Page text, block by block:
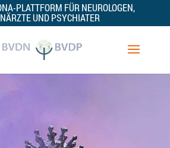
PLATTFORM FÜR NEUROLOGEN,
UND PSYCHIATER